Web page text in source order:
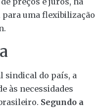
uma flexibilização
sindical do país, a
às necessidades
Segundo a